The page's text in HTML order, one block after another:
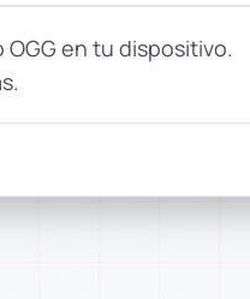
en tu dispositivo.